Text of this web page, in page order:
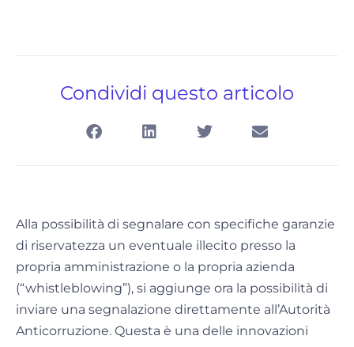
Condividi questo articolo
Alla possibilità di segnalare con specifiche garanzie
di riservatezza un eventuale illecito presso la
propria amministrazione o la propria azienda
(“whistleblowing”), si aggiunge ora la possibilità di
inviare una segnalazione direttamente all’Autorità
Anticorruzione. Questa è una delle innovazioni